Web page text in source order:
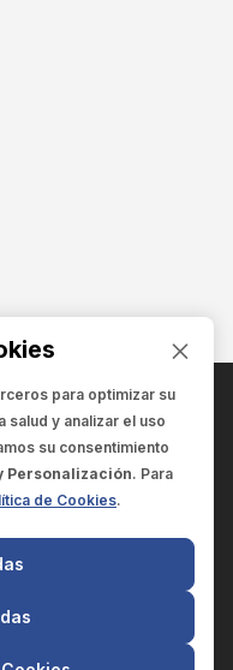
EN:
CIENTÍFICA SC
sitio web es exclusivo
para optimizar su
salud y analizar el uso
su consentimiento
Personalización. Para
de Cookies.